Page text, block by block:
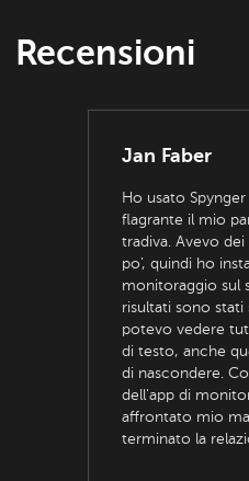
Recensioni
Jan Faber
Ho usato
flagrante il mio
tradiva. Avevo
po', quindi ho
monitoraggio sul
risultati sono stati
potevo vedere
di testo, anche
di nascondere.
dell'app di
affrontato mio
terminato la